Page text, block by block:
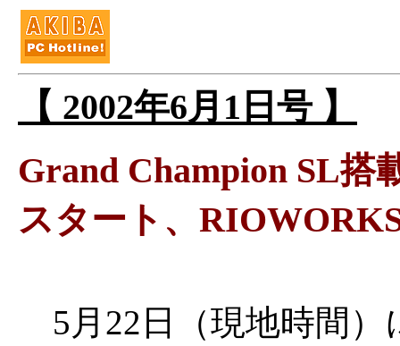
【 2002年6月1日号 】
Grand Champion SL搭
スタート、
5月22日（現地時間）